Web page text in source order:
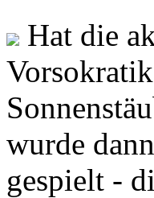
Hat die
wurde
gespielt -